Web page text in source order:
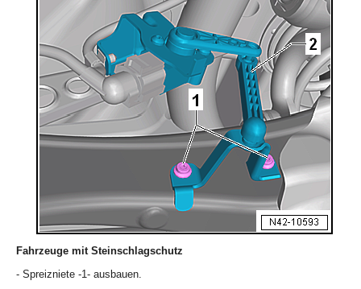
Fahrzeuge mit Steinschlagschutz
- Spreizniete -1- ausbauen.